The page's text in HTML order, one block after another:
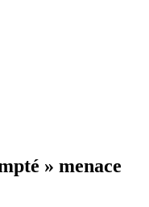
» menace